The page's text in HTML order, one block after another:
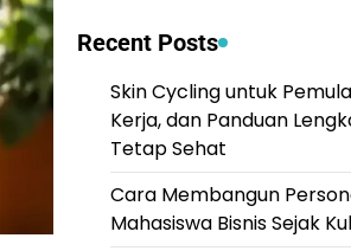
Recent Posts
Skin Cycling untuk
Kerja, dan Panduan
Tetap Sehat
Cara Membangun
Mahasiswa Bisnis Sejak